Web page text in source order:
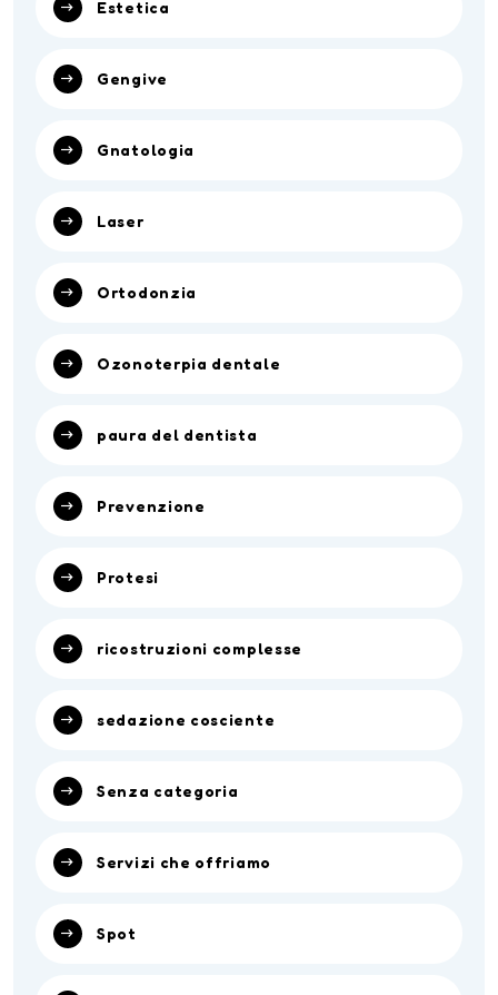
Estetica
Gengive
Gnatologia
Laser
Ortodonzia
Ozonoterpia dentale
paura del dentista
Prevenzione
Protesi
ricostruzioni complesse
sedazione cosciente
Senza categoria
Servizi che offriamo
Spot